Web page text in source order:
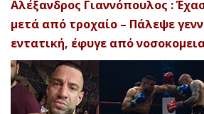
Αλέξανδρος Γιαννόπουλος :
μετά από τροχαίο – Πάλεψε
εντατική, έφυγε από